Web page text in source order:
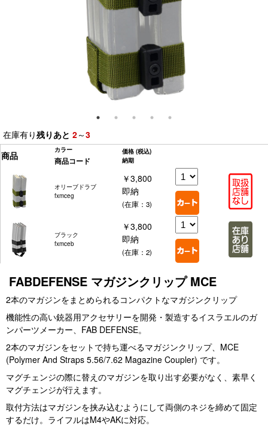
在庫有り残りあと 2～3
商品
カラー
商品コード
価格 (税込)
納期
オリーブドラブ
fxmceg
￥3,800
即納
(在庫：3)
ブラック
fxmceb
￥3,800
即納
(在庫：2)
FABDEFENSE マガジンクリップ MCE
2本のマガジンをまとめられるコンパクトなマガジンクリップ
機能性の高い銃器用アクセサリーを開発・製造するイスラエルのガ
ンパーツメーカー、FAB DEFENSE。
2本のマガジンをセットで持ち運べるマガジンクリップ、MCE
(Polymer And Straps 5.56/7.62 Magazine Coupler) です。
マグチェンジの際に替えのマガジンを取り出す必要がなく、素早く
マグチェンジが行えます。
取付方法はマガジンを挟み込むようにして両側のネジを締めて固定
するだけ。ライフルはM4やAKに対応。